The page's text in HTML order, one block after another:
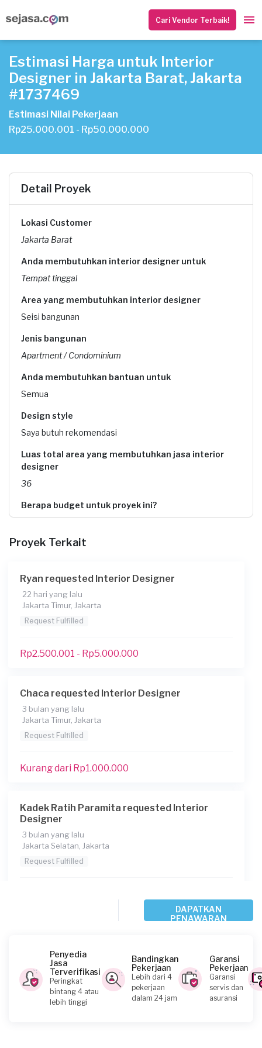
Cari Vendor Terbaik!
Estimasi Harga untuk Interior
Designer in Jakarta Barat, Jakarta
#1737469
Estimasi Nilai Pekerjaan
Rp25.000.001 - Rp50.000.000
Detail Proyek
Lokasi Customer
Jakarta Barat
Anda membutuhkan interior designer untuk
Tempat tinggal
Area yang membutuhkan interior designer
Seisi bangunan
Jenis bangunan
Apartment / Condominium
Anda membutuhkan bantuan untuk
Semua
Design style
Saya butuh rekomendasi
Luas total area yang membutuhkan jasa interior
designer
36
Berapa budget untuk proyek ini?
Kapan Anda membutuhkan layanan?
Apakah Anda Membutuhkan Pinjaman
Belum Tahu
Informasi tambahan
Files
Proyek Terkait
Ryan requested Interior Designer
22 hari yang lalu
Jakarta Timur, Jakarta
Request Fulfilled
Rp2.500.001 - Rp5.000.000
Chaca requested Interior Designer
3 bulan yang lalu
Jakarta Timur, Jakarta
Request Fulfilled
Kurang dari Rp1.000.000
Kadek Ratih Paramita requested Interior
Designer
3 bulan yang lalu
Jakarta Selatan, Jakarta
Request Fulfilled
3 bulan yang lalu
Jakarta Pusat, Jakarta
Request Fulfilled
Kurang dari Rp1.000.000
DAPATKAN
PENAWARAN
Penyedia
Jasa
Terverifikasi
Peringkat
bintang 4 atau
lebih tinggi
Bandingkan
Pekerjaan
Lebih dari 4
pekerjaan
dalam 24 jam
Garansi
Pekerjaan
Garansi
servis dan
asuransi